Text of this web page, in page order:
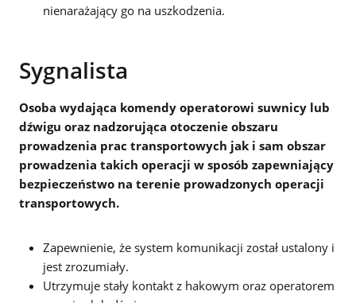
nienarażający go na uszkodzenia.
Sygnalista
Osoba wydająca komendy operatorowi suwnicy lub
dźwigu oraz nadzorująca otoczenie obszaru
prowadzenia prac transportowych jak i sam obszar
prowadzenia takich operacji w sposób zapewniający
bezpieczeństwo na terenie prowadzonych operacji
transportowych.
Zapewnienie, że system komunikacji został ustalony i
jest zrozumiały.
Utrzymuje stały kontakt z hakowym oraz operatorem